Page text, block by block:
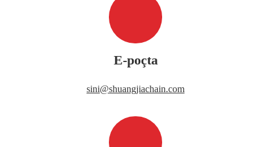
E-poçta
sini@shuangjiachain.com